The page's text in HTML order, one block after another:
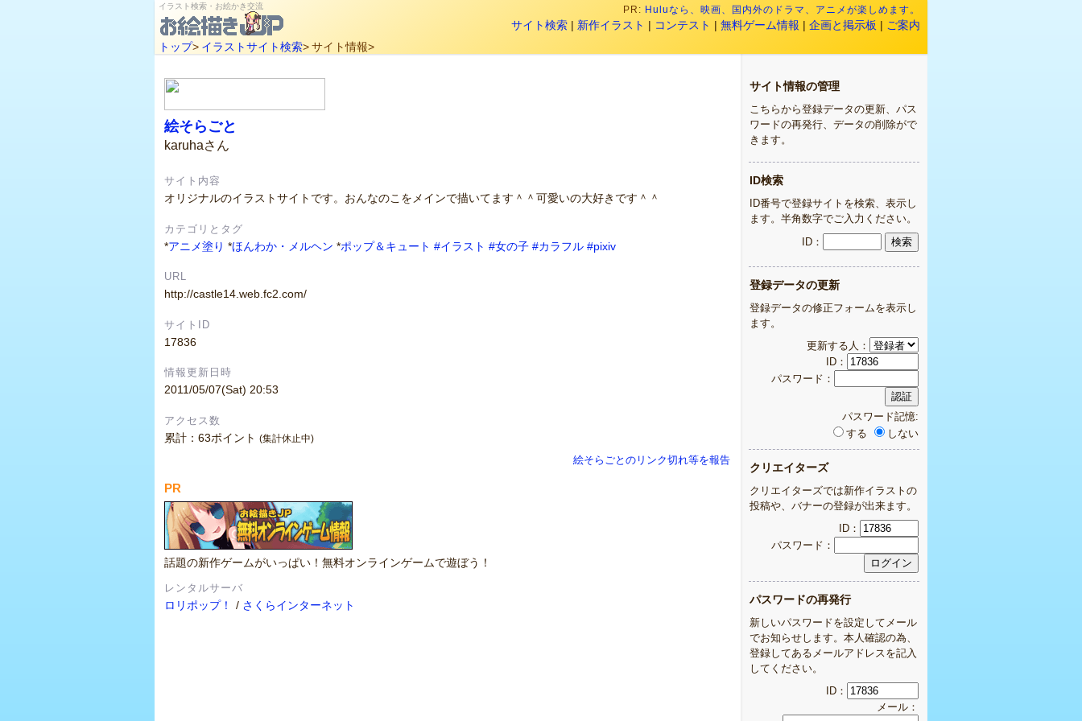
イラスト検索・お絵かき交流 PR: Huluなら、映画、国内外のドラマ、アニメが楽しめます。
サイト検索 | 新作イラスト | コンテスト | 無料ゲーム情報 | 企画と掲示板 | ご案内
トップ> イラストサイト検索>サイト情報>
絵そらごと
karuhaさん
サイト内容
オリジナルのイラストサイトです。おんなのこをメインで描いてます＾＾可愛いの大好きです＾＾
カテゴリとタグ
*アニメ塗り *ほんわか・メルヘン *ポップ＆キュート #イラスト #女の子 #カラフル #pixiv
URL
http://castle14.web.fc2.com/
サイトID
17836
情報更新日時
2011/05/07(Sat) 20:53
アクセス数
累計：63ポイント (集計休止中)
絵そらごとのリンク切れ等を報告
PR
話題の新作ゲームがいっぱい！無料オンラインゲームで遊ぼう！
レンタルサーバ
ロリポップ！ / さくらインターネット
サイト情報の管理
こちらから登録データの更新、パス
ワードの再発行、データの削除がで
きます。
ID検索
ID番号で登録サイトを検索、表示し
ます。半角数字でご入力ください。
ID：
登録データの更新
登録データの修正フォームを表示し
ます。
更新する人：
ID：
パスワード：
パスワード記憶:
する
しない
クリエイターズ
クリエイターズでは新作イラストの
投稿や、バナーの登録が出来ます。
ID：
パスワード：
パスワードの再発行
新しいパスワードを設定してメール
でお知らせします。本人確認の為、
登録してあるメールアドレスを記入
してください。
ID：
メール：